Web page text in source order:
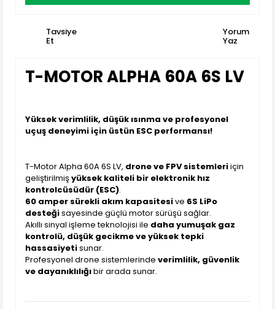
Tavsiye
Et
Yorum
Yaz
T-MOTOR ALPHA 60A 6S LV
Yüksek verimlilik, düşük ısınma ve profesyonel
uçuş deneyimi için üstün ESC performansı!
T-Motor Alpha 60A 6S LV, drone ve FPV sistemleriiçin
geliştirilmiş yüksek kaliteli bir elektronik hız
kontrolcüsüdür (ESC).
60 amper sürekli akım kapasitesive 6S LiPo
desteğisayesinde güçlü motor sürüşü sağlar.
Akıllı sinyal işleme teknolojisi ile daha yumuşak gaz
kontrolü, düşük gecikme ve yüksek tepki
hassasiyetisunar.
Profesyonel drone sistemlerinde verimlilik, güvenlik
ve dayanıklılığıbir arada sunar.